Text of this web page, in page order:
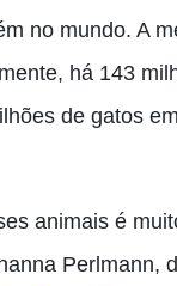
no mundo. A
há 143
de gatos
animais é
Perlmann,